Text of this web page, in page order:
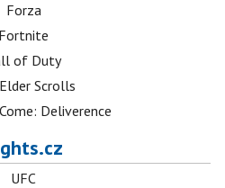
Forza
Fortnite
of Duty
Scrolls
Deliverence
UFC